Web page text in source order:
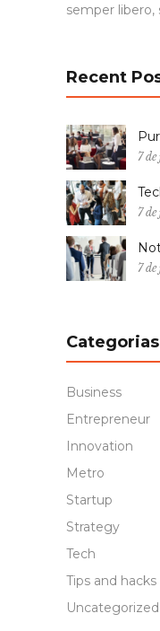
semper libero,
Recent
7
7
7
Categorias
Business
Entrepreneur
Innovation
Metro
Startup
Strategy
Tech
Tips and hacks
Uncategorized